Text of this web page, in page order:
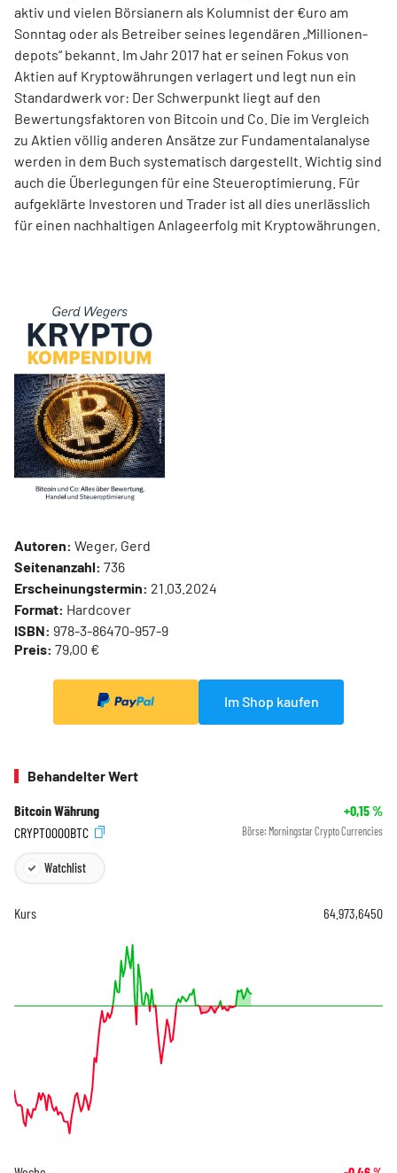
aktiv und vielen Börsianern als Kolumnist der €uro am
Sonntag oder als Betreiber seines legendären „Millionen­
depots“ bekannt. Im Jahr 2017 hat er seinen Fokus von
Aktien auf Kryptowährungen verlagert und legt nun ein
Standardwerk vor: Der Schwerpunkt liegt auf den
Bewertungsfaktoren von Bitcoin und Co. Die im Ver­gleich
zu Aktien völlig anderen Ansätze zur Fundamentalanalyse
werden in dem Buch systematisch dargestellt. Wichtig sind
auch die Überlegungen für eine Steueroptimierung. Für
aufgeklärte Investoren und Trader ist all dies unerlässlich
für einen nachhaltigen Anlageerfolg mit Kryptowährungen.
Autoren: Weger, Gerd
Seitenanzahl: 736
Erscheinungstermin: 21.03.2024
Format: Hardcover
ISBN: 978-3-86470-957-9
Preis: 79,00 €
Im Shop kaufen
Behandelter Wert
Bitcoin Währung +0,15%
CRYPT0000BTC
Börse: Morningstar Crypto Currencies
Watchlist
Kurs 64.973,6450